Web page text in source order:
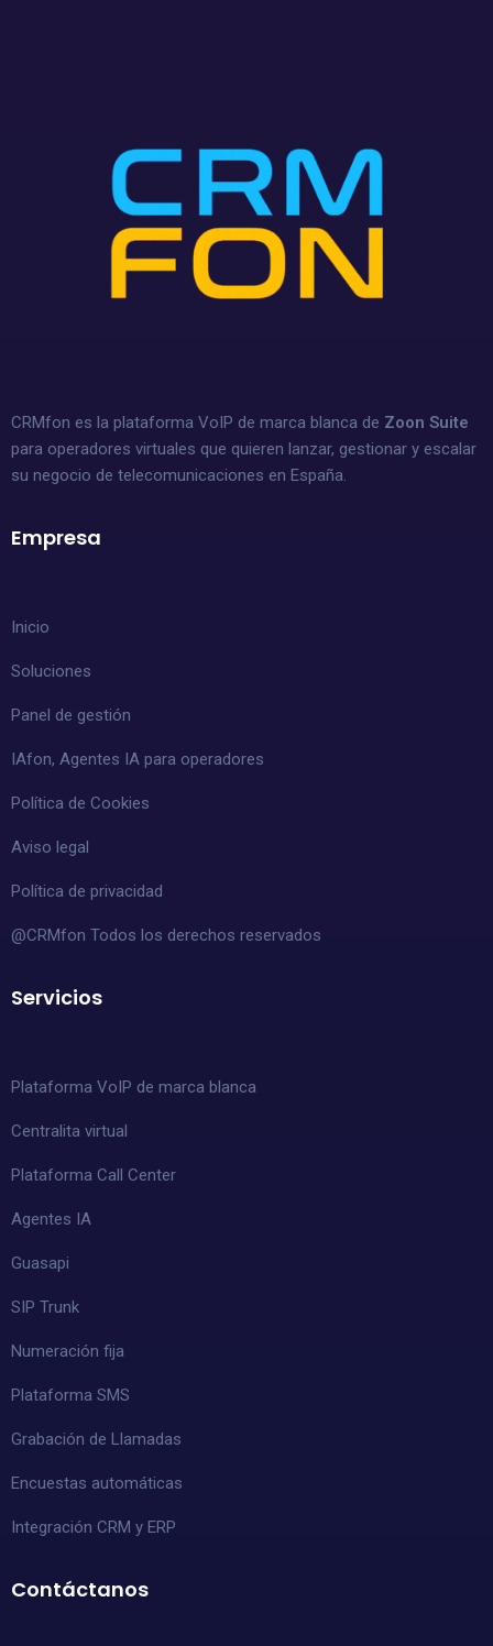
CRMfon es la plataforma VoIP de marca blanca de Zoon Suite
para operadores virtuales que quieren lanzar, gestionar y escalar
su negocio de telecomunicaciones en España.
Empresa
Inicio
Soluciones
Panel de gestión
IAfon, Agentes IA para operadores
Política de Cookies
Aviso legal
Política de privacidad
@CRMfon Todos los derechos reservados
Servicios
Plataforma VoIP de marca blanca
Centralita virtual
Plataforma Call Center
Agentes IA
Guasapi
SIP Trunk
Numeración fija
Plataforma SMS
Grabación de Llamadas
Encuestas automáticas
Integración CRM y ERP
Contáctanos